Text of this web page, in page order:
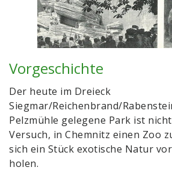
Vorgeschichte
Der heute im Dreieck
Siegmar/Reichenbrand/
Pelzmühle gelegene Park ist
Versuch, in Chemnitz einen Zoo
sich ein Stück exotische Natur
holen.
Cookie Laufzeit:
1 Jahr